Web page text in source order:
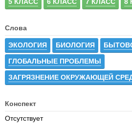
Слова
ЭКОЛОГИЯ БИОЛОГИЯ
ГЛОБАЛЬНЫЕ ПРОБЛЕМЫ
ЗАГРЯЗНЕНИЕ ОКРУЖАЮЩЕЙ
Конспект
Отсутствует